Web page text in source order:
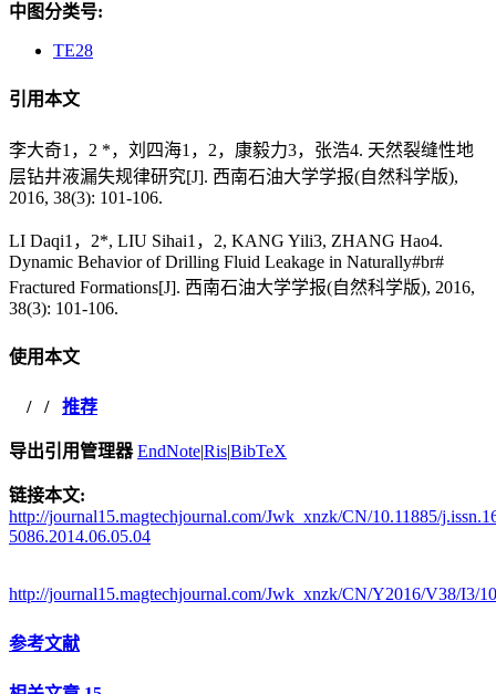
中图分类号:
TE28
引用本文
李大奇1，2 *，刘四海1，2，康毅力3，张浩4. 天然裂缝性地
层钻井液漏失规律研究[J]. 西南石油大学学报(自然科学版),
2016, 38(3): 101-106.
LI Daqi1，2*, LIU Sihai1，2, KANG Yili3, ZHANG Hao4.
Dynamic Behavior of Drilling Fluid Leakage in Naturally#br#
Fractured Formations[J]. 西南石油大学学报(自然科学版), 2016,
38(3): 101-106.
使用本文
/ / 推荐
导出引用管理器 EndNote|Ris|BibTeX
链接本文:
http://journal15.magtechjournal.com/Jwk_xnzk/CN/10.11885/
5086.2014.06.05.04
http://journal15.magtechjournal.com/Jwk_xnzk/CN/Y2016/V38/I3/
参考文献